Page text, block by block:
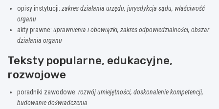
opisy instytucji: zakres działania urzędu, jurysdykcja sądu, właściwość
organu
akty prawne: uprawnienia i obowiązki, zakres odpowiedzialności, obszar
działania organu
Teksty popularne, edukacyjne,
rozwojowe
poradniki zawodowe: rozwój umiejętności, doskonalenie kompetencji,
budowanie doświadczenia